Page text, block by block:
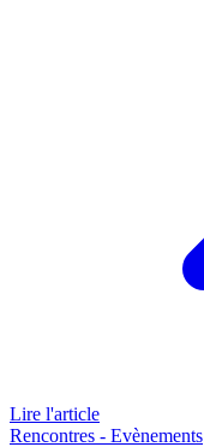
Lire l'article
Rencontres - Evènements